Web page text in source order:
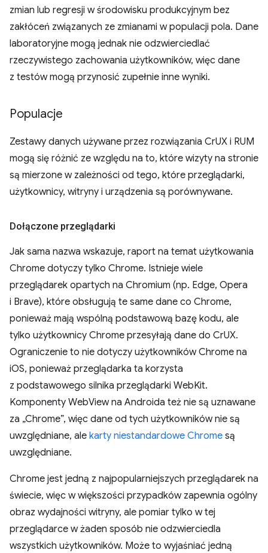
zmian lub regresji w środowisku produkcyjnym bez
zakłóceń związanych ze zmianami w populacji pola. Dane
laboratoryjne mogą jednak nie odzwierciedlać
rzeczywistego zachowania użytkowników, więc dane
z testów mogą przynosić zupełnie inne wyniki.
Populacje
Zestawy danych używane przez rozwiązania CrUX i RUM
mogą się różnić ze względu na to, które wizyty na stronie
są mierzone w zależności od tego, które przeglądarki,
użytkownicy, witryny i urządzenia są porównywane.
Dołączone przeglądarki
Jak sama nazwa wskazuje, raport na temat użytkowania
Chrome dotyczy tylko Chrome. Istnieje wiele
przeglądarek opartych na Chromium (np. Edge, Opera
i Brave), które obsługują te same dane co Chrome,
ponieważ mają wspólną podstawową bazę kodu, ale
tylko użytkownicy Chrome przesyłają dane do CrUX.
Ograniczenie to nie dotyczy użytkowników Chrome na
iOS, ponieważ przeglądarka ta korzysta
z podstawowego silnika przeglądarki WebKit.
Komponenty WebView na Androida też nie są uznawane
za „Chrome”, więc dane od tych użytkowników nie są
uwzględniane, ale karty niestandardowe Chrome są
uwzględniane.
Chrome jest jedną z najpopularniejszych przeglądarek na
świecie, więc w większości przypadków zapewnia ogólny
obraz wydajności witryny, ale pomiar tylko w tej
przeglądarce w żaden sposób nie odzwierciedla
wszystkich użytkowników. Może to wyjaśniać jedną